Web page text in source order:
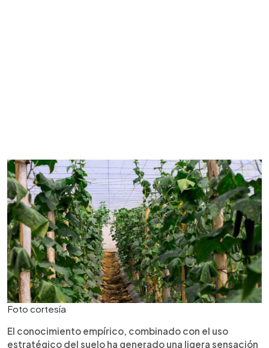
Foto cortesía
El conocimiento empírico, combinado con el uso
estratégico del suelo ha generado una ligera sensación